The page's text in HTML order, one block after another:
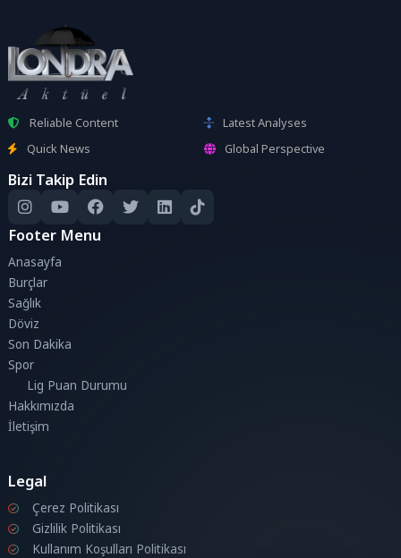
Reliable Content
Latest Analyses
Quick News
Global Perspective
Bizi Takip Edin
Footer Menu
Anasayfa
Burçlar
Sağlık
Döviz
Son Dakika
Spor
Lig Puan Durumu
Hakkımızda
İletişim
Legal
Çerez Politikası
Gizlilik Politikası
Kullanım Koşulları Politikası